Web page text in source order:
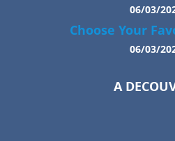
06/03/
Choose Your
06/03/
A